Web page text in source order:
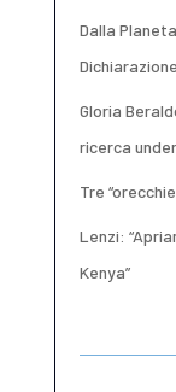
Dalla
Gloria
ricerca
Tre
Lenzi:
Kenya”